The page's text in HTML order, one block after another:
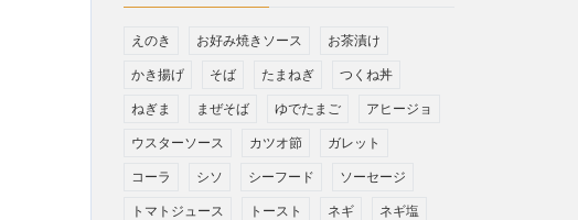
えのき お好み焼きソース お茶漬け
かき揚げ そば たまねぎ つくね丼
ねぎま まぜそば ゆでたまご アヒージョ
ウスターソース カツオ節 ガレット
コーラ シソ シーフード ソーセージ
トマトジュース トースト ネギ ネギ塩